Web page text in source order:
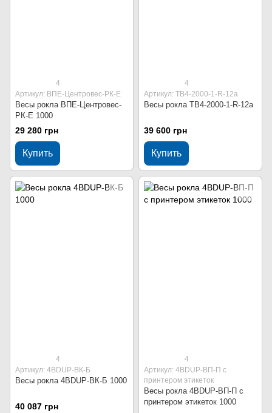
4
Артикул: ВПЕ-Центровес-РК-Е
Весы рокла ВПЕ-Центровес-
РК-Е 1000
29 280 грн
Купить
4
Артикул: ТВ4-2000-1-R-12a
Весы рокла ТВ4-2000-1-R-12a
39 600 грн
Купить
4
Артикул: 4BDUР-ВК-Б
Весы рокла 4BDUР-ВК-Б 1000
40 087 грн
4
Артикул: 4BDUР-ВП-П с
принтером этикеток
Весы рокла 4BDUР-ВП-П с
принтером этикеток 1000